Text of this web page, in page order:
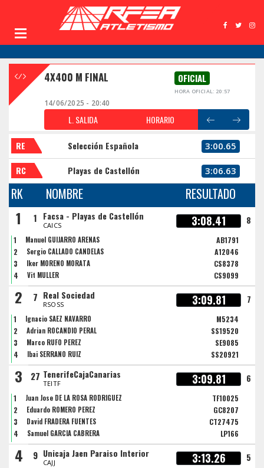
4X400 M FINAL OFICIAL
HORA OFICIAL: 20:57
14/06/2025 - 20:40
L. SALIDA HORARIO
RE Selección Española 3:00.65
RC Playas de Castellón 3:06.63
RK NOMBRE RESULTADO
1 1 Facsa - Playas de Castellón
CAICS 3:08.41 8
1 Manuel GUIJARRO ARENAS
AB1791
2
Sergio CALLADO CANDELAS
A12046
3
Iker MORENO MORATA
CS8378
4
Vit MULLER CS9099
2 7 Real Sociedad
RSOSS 3:09.81 7
1 Ignacio SAEZ NAVARRO
M5234
2
Adrian ROCANDIO PERAL
SS19520
3
Marco RUFO PEREZ
SE9085
4
Ibai SERRANO RUIZ SS20921
3 27 TenerifeCajaCanarias
TEITF 3:09.81 6
1 Juan Jose DE LA ROSA RODRIGUEZ
TF10025
2
Eduardo ROMERO PEREZ
GC8207
3
David FRADERA FUENTES
CT27475
4
Samuel GARCIA CABRERA LP166
4 9 Unicaja Jaen Paraiso Interior
CAJJ 3:13.26 5